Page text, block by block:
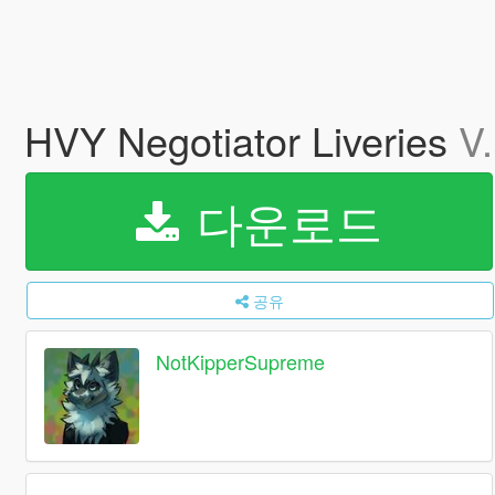
HVY Negotiator Liveries
다운로드
공유
NotKipperSupreme